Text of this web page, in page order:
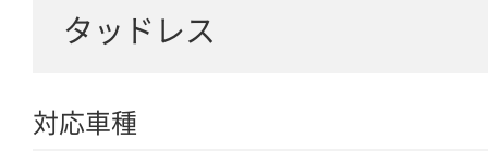
タッドレス
対応車種